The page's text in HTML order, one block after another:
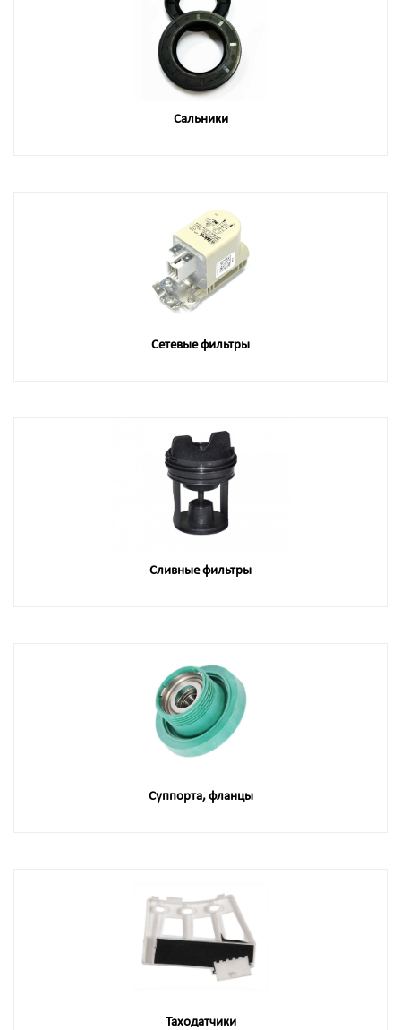
Сальники
Сетевые фильтры
Сливные фильтры
Суппорта, фланцы
Таходатчики